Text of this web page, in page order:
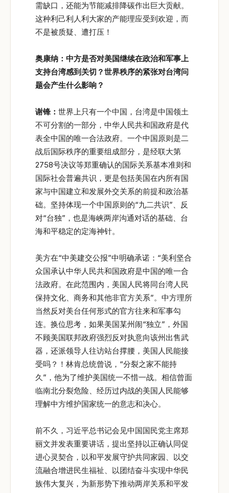
需缺口，还能为节能减排降碳作出巨大贡献。
这种利己利人利大家的产能理应受到欢迎，而
不是被质疑、遭打压！
奥康纳：中方是否对美国继续在政治和军事上
支持台湾感到关切？世界秩序的紧张对台湾问
题会产生什么影响？
谢锋： 世界上只有一个中国，台湾是中国领土
不可分割的一部分，中华人民共和国政府是代
表全中国的唯一合法政府。一个中国原则是二
战后国际秩序的重要组成部分，是经联大第
2758号决议等郑重确认的国际关系基本准则和
国际社会普遍共识，更是包括美国在内所有国
家与中国建立和发展外交关系的前提和政治基
础。坚持体现一个中国原则的“九二共识”、反
对“台独”，也是海峡两岸沟通对话的基础、台
海和平稳定的定海神针。
美方在“中美建交公报”中明确承诺：“美利坚合
众国承认中华人民共和国政府是中国的唯一合
法政府。在此范围内，美国人民将同台湾人民
保持文化、商务和其他非官方关系”。中方理所
当然反对美台任何形式的官方往来和军事勾
连。换位思考，如果美国某州闹“独立”，外国
不顾美国联邦政府强烈反对执意向该州出售武
器，还派领导人往访站台撑腰，美国人民能接
受吗？！林肯总统曾说，“分裂之家不能持
久”，他为了维护美国统一不惜一战。相信曾面
临南北分裂危险、经历过内战的美国人民能够
理解中方维护国家统一的意志和决心。
前不久，习近平总书记会见中国国民党主席郑
丽文并发表重要讲话，提出坚持以正确认同促
进心灵契合，以和平发展守护共同家园、以交
流融合增进民生福祉、以团结奋斗实现中华民
族伟大复兴，为新形势下推动两岸关系和平发